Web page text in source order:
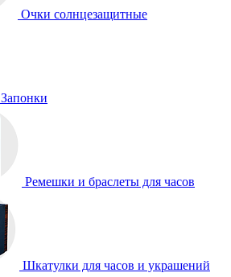
Очки солнцезащитные
Запонки
Ремешки и браслеты для часов
Шкатулки для часов и украшений